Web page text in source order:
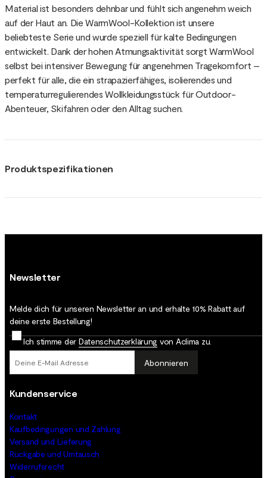
Material ist besonders dehnbar und fühlt sich angenehm weich
auf der Haut an. Die WarmWool-Kollektion ist unsere
beliebteste Serie und wurde speziell für kalte Bedingungen
entwickelt. Dank der hohen Atmungsaktivität sorgt WarmWool
selbst bei intensiver Bewegung für angenehmen Tragekomfort –
perfekt für alle, die ein strapazierfähiges, isolierendes und
temperaturregulierendes Wollkleidungsstück für Outdoor-
Abenteuer, Skifahren oder den Alltag suchen.
Produktspezifikationen
Newsletter
Melde dich für unseren Newsletter an und erhalte 10% Rabatt auf
deine erste Bestellung!
Ich stimme der Datenschutz­erklärung von Aclima zu.
Abonnieren
Kundenservice
Kontakt
Kaufbedingungen und Zahlung
Versand und Lieferung
Rückgabe und Umtausch
Widerrufsrecht